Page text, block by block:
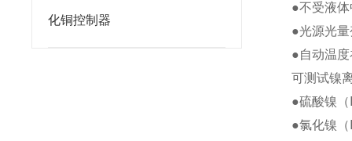
化铜控制器
●不受液
●光源光
●自动温
可测试镍
●硫酸镍
●氯化镍